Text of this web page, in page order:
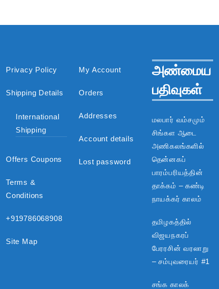
Privacy Policy
Shipping Details
International
Shipping
Offers Coupons
Terms &
Conditions
+919786068908
Site Map
My Account
Orders
Addresses
Account details
Lost password
அண்மைய
பதிவுகள்
மலபார் வம்சமும்
சிங்கள ஆடை
அணிகலங்களில்
தென்னகப்
பாரம்பரியத்தின்
தாக்கம் – கண்டி
நாயக்கர் காலம்
தமிழகத்தில்
விஜயநகரப்
பேரரசின் வரலாறு
– சம்புவரையர் #1
சங்க காலக்